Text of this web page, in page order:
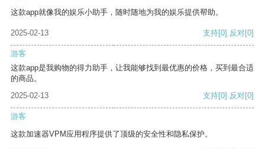
这款app就像我的娱乐小助手，随时随地为我的娱乐提供帮助。
2025-02-13 支持[0] 反对[0]
游客
这款app是我购物的得力助手，让我能够找到最优惠的价格，买到最合适
的商品。
2025-02-13
支持[0] 反对[0]
游客
这款加速器VPM应用程序提供了顶级的安全性和隐私保护。